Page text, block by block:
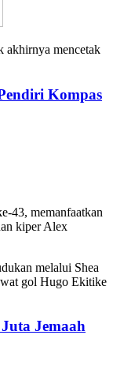
akhirnya mencetak
Kompas
43, memanfaatkan
kiper Alex
melalui Shea
gol Hugo Ekitike
Jemaah